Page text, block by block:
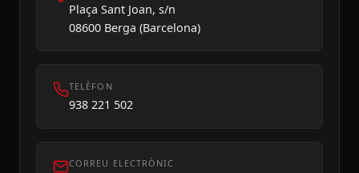
Plaça Sant Joan, s/n
08600 Berga (Barcelona)
TELÈFON
938 221 502
CORREU ELECTRÒNIC